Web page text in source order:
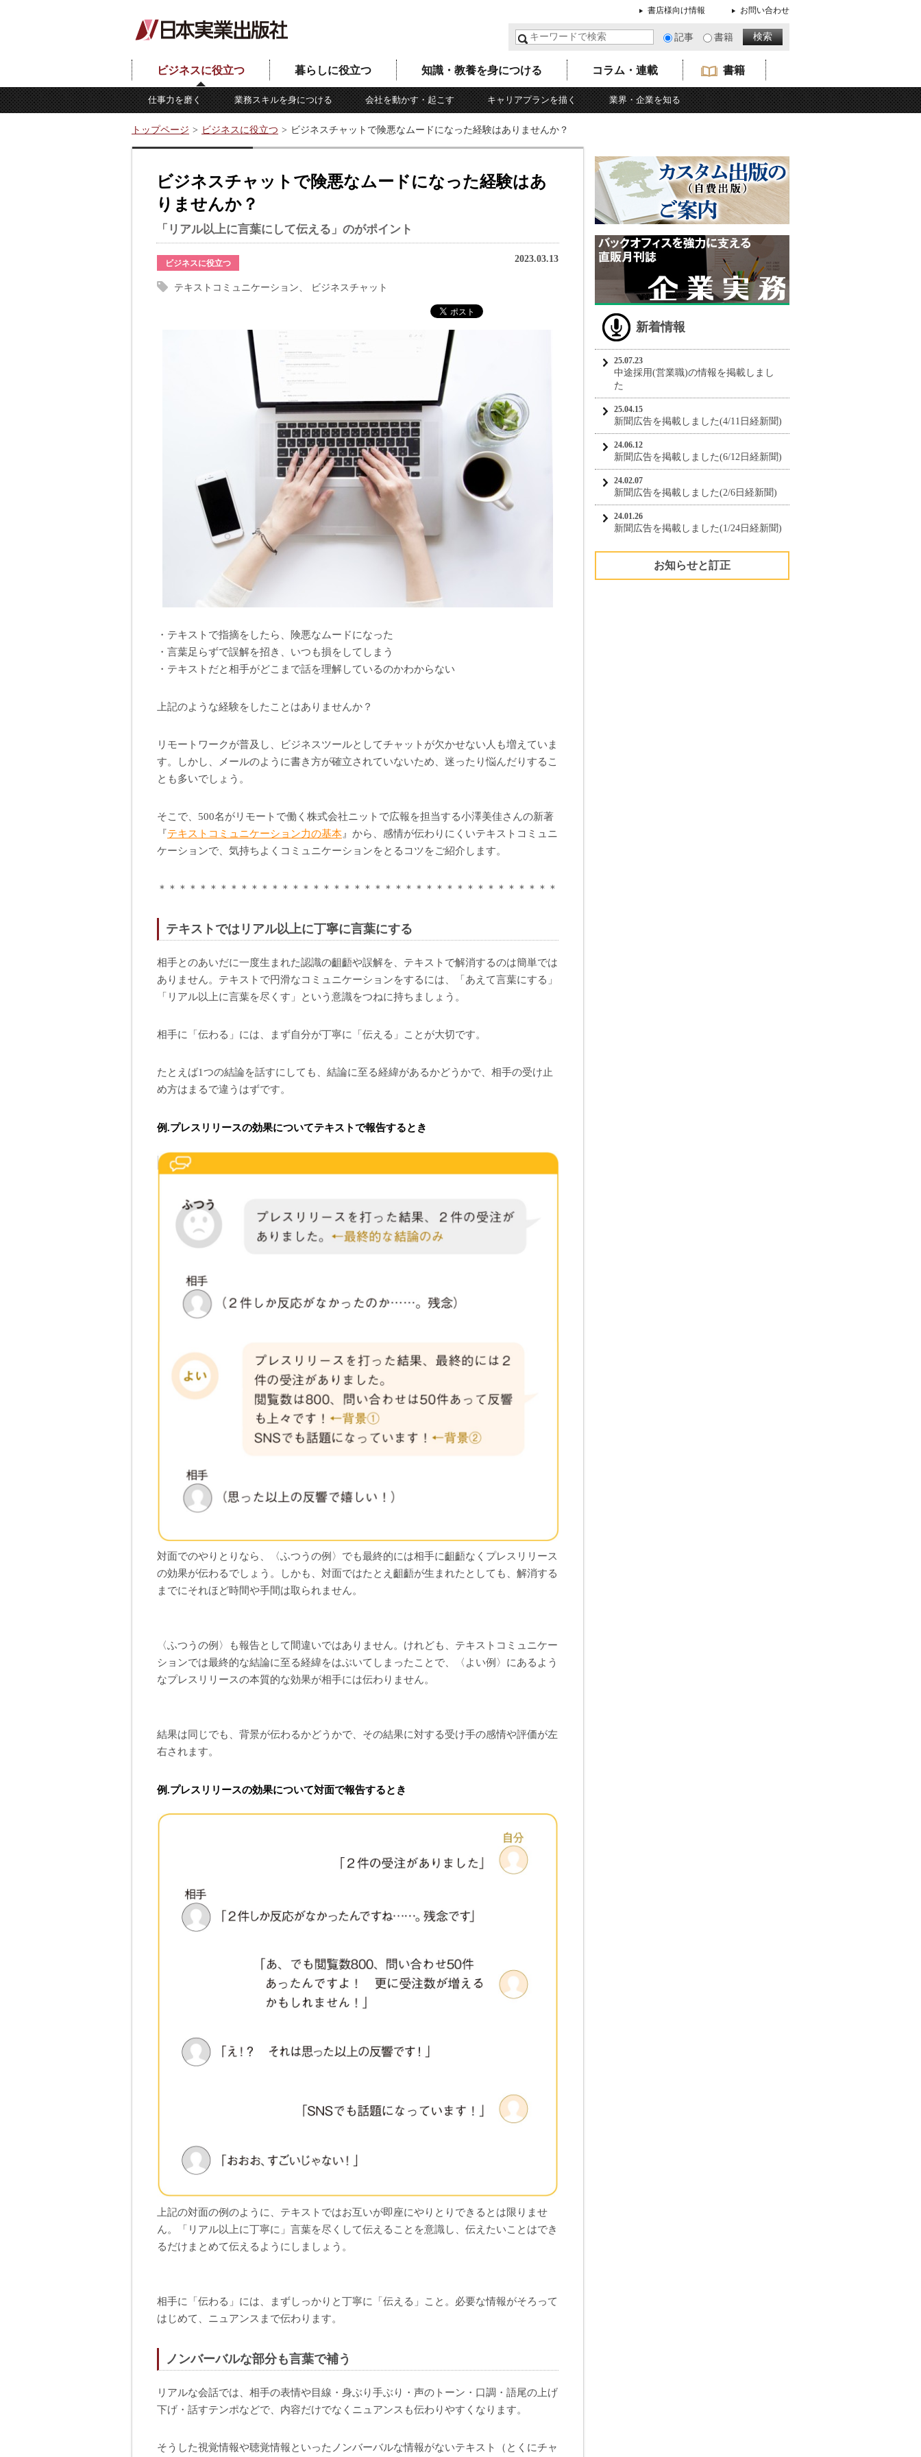
書店様向け情報 お問い合わせ
記事 書籍
ビジネスに役立つ
仕事力を磨く 業務スキルを身につける 会社を動かす・起こす キャリアプランを描く 業界・企業を知る
暮らしに役立つ 知識・教養を身につける コラム・連載 書籍
トップページ ビジネスに役立つ ビジネスチャットで険悪なムードになった経験はありませんか？
ビジネスチャットで険悪なムードになった経験はあ
りませんか？
「リアル以上に言葉にして伝える」のがポイント
ビジネスに役立つ
テキストコミュニケーション ビジネスチャット
2023.03.13
・テキストで指摘をしたら、険悪なムードになった
・言葉足らずで誤解を招き、いつも損をしてしまう
・テキストだと相手がどこまで話を理解しているのかわからない
上記のような経験をしたことはありませんか？
リモートワークが普及し、ビジネスツールとしてチャットが欠かせない人も増えていま
す。しかし、メールのように書き方が確立されていないため、迷ったり悩んだりするこ
とも多いでしょう。
そこで、500名がリモートで働く株式会社ニットで広報を担当する小澤美佳さんの新著
『テキストコミュニケーション力の基本 』から、感情が伝わりにくいテキストコミュニ
ケーションで、気持ちよくコミュニケーションをとるコツをご紹介します。
＊＊＊＊＊＊＊＊＊＊＊＊＊＊＊＊＊＊＊＊＊＊＊＊＊＊＊＊＊＊＊＊＊＊＊＊＊＊＊
テキストではリアル以上に丁寧に言葉にする
相手とのあいだに一度生まれた認識の齟齬や誤解を、テキストで解消するのは簡単では
ありません。テキストで円滑なコミュニケーションをするには、「あえて言葉にする」
「リアル以上に言葉を尽くす」という意識をつねに持ちましょう。
相手に「伝わる」には、まず自分が丁寧に「伝える」ことが大切です。
たとえば1つの結論を話すにしても、結論に至る経緯があるかどうかで、相手の受け止
め方はまるで違うはずです。
例.プレスリリースの効果についてテキストで報告するとき
対面でのやりとりなら、〈ふつうの例〉でも最終的には相手に齟齬なくプレスリリース
の効果が伝わるでしょう。しかも、対面ではたとえ齟齬が生まれたとしても、解消する
までにそれほど時間や手間は取られません。
〈ふつうの例〉も報告として間違いではありません。けれども、テキストコミュニケー
ションでは最終的な結論に至る経緯をはぶいてしまったことで、〈よい例〉にあるよう
なプレスリリースの本質的な効果が相手には伝わりません。
結果は同じでも、背景が伝わるかどうかで、その結果に対する受け手の感情や評価が左
右されます。
例.プレスリリースの効果について対面で報告するとき
上記の対面の例のように、テキストではお互いが即座にやりとりできるとは限りませ
ん。「リアル以上に丁寧に」言葉を尽くして伝えることを意識し、伝えたいことはでき
るだけまとめて伝えるようにしましょう。
相手に「伝わる」には、まずしっかりと丁寧に「伝える」こと。必要な情報がそろって
はじめて、ニュアンスまで伝わります。
ノンバーバルな部分も言葉で補う
リアルな会話では、相手の表情や目線・身ぶり手ぶり・声のトーン・口調・語尾の上げ
下げ・話すテンポなどで、内容だけでなくニュアンスも伝わりやすくなります。
そうした視覚情報や聴覚情報といったノンバーバルな情報がないテキスト（とくにチャ
新着情報
25.07.23
中途採用(営業職)の情報を掲載しまし
た
25.04.15
新聞広告を掲載しました(4/11日経新聞)
24.06.12
新聞広告を掲載しました(6/12日経新聞)
24.02.07
新聞広告を掲載しました(2/6日経新聞)
24.01.26
新聞広告を掲載しました(1/24日経新聞)
お知らせと訂正